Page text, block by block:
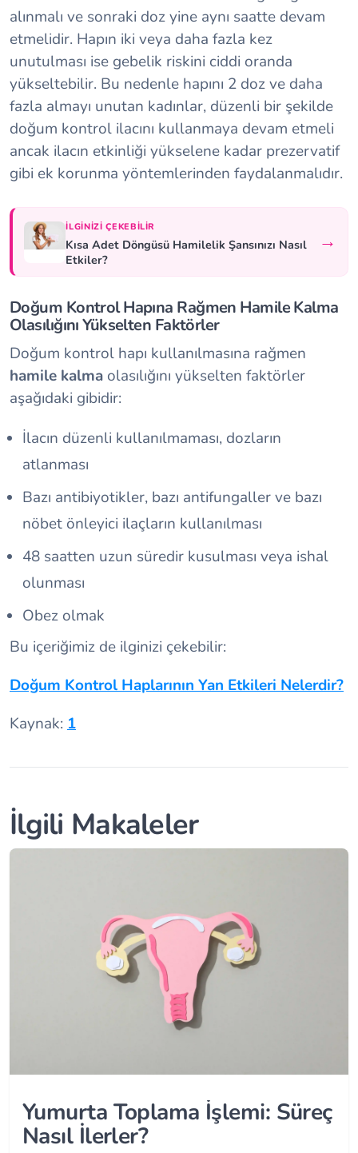
alınmalı ve sonraki doz yine aynı saatte devam
etmelidir. Hapın iki veya daha fazla kez
unutulması ise gebelik riskini ciddi oranda
yükseltebilir. Bu nedenle hapını 2 doz ve daha
fazla almayı unutan kadınlar, düzenli bir şekilde
doğum kontrol ilacını kullanmaya devam etmeli
ancak ilacın etkinliği yükselene kadar prezervatif
gibi ek korunma yöntemlerinden faydalanmalıdır.
İLGINIZI ÇEKEBILIR
Kısa Adet Döngüsü Hamilelik Şansınızı Nasıl
Etkiler?
→
Doğum Kontrol Hapına Rağmen Hamile Kalma
Olasılığını Yükselten Faktörler
Doğum kontrol hapı kullanılmasına rağmen
hamile kalma olasılığını yükselten faktörler
aşağıdaki gibidir:
İlacın düzenli kullanılmaması, dozların
atlanması
Bazı antibiyotikler, bazı antifungaller ve bazı
nöbet önleyici ilaçların kullanılması
48 saatten uzun süredir kusulması veya ishal
olunması
Obez olmak
Bu içeriğimiz de ilginizi çekebilir:
Doğum Kontrol Haplarının Yan Etkileri Nelerdir?
Kaynak:1
İlgili Makaleler
Yumurta Toplama İşlemi: Süreç
Nasıl İlerler?